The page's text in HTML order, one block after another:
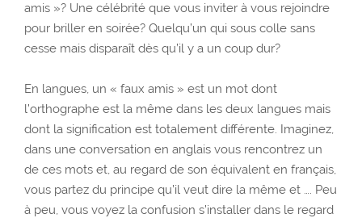
amis »? Une célébrité que vous inviter à vous rejoindre
pour briller en soirée? Quelqu’un qui sous colle sans
cesse mais disparaît dès qu’il y a un coup dur?
En langues, un « faux amis » est un mot dont
l’orthographe est la même dans les deux langues mais
dont la signification est totalement différente. Imaginez,
dans une conversation en anglais vous rencontrez un
de ces mots et, au regard de son équivalent en français,
vous partez du principe qu’il veut dire la même et …. Peu
à peu, vous voyez la confusion s’installer dans le regard